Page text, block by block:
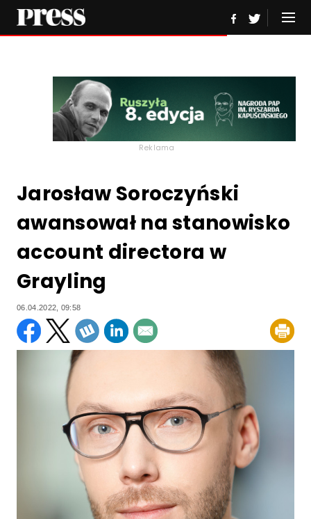
Reklama
Jarosław Soroczyński
awansował na stanowisko
account directora w
Grayling
06.04.2022, 09:58